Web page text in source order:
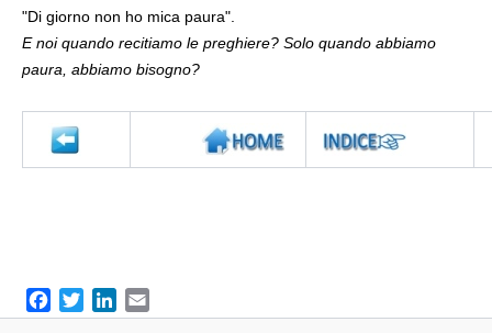
"Di giorno non ho mica paura".
E noi quando recitiamo le preghiere? Solo quando abbiamo
paura, abbiamo bisogno?
a
w
i
m